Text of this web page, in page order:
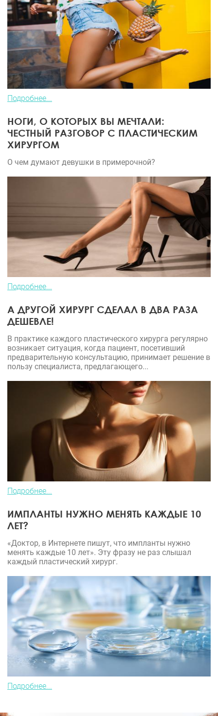
Подробнее...
НОГИ, О КОТОРЫХ ВЫ МЕЧТАЛИ:
ЧЕСТНЫЙ РАЗГОВОР С ПЛАСТИЧЕСКИМ
ХИРУРГОМ
О чем думают девушки в примерочной?
Подробнее...
А ДРУГОЙ ХИРУРГ СДЕЛАЛ В ДВА РАЗА
ДЕШЕВЛЕ!
В практике каждого пластического хирурга регулярно
возникает ситуация, когда пациент, посетивший
предварительную консультацию, принимает решение в
пользу специалиста, предлагающего...
Подробнее...
ИМПЛАНТЫ НУЖНО МЕНЯТЬ КАЖДЫЕ 10
ЛЕТ?
«Доктор, в Интернете пишут, что импланты нужно
менять каждые 10 лет». Эту фразу не раз слышал
каждый пластический хирург.
Подробнее...